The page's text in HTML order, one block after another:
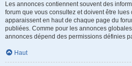
Les annonces contiennent souvent des
forum que vous consultez et doivent être
apparaissent en haut de chaque page du
publiées. Comme pour les annonces
annonces dépend des permissions définies
Haut